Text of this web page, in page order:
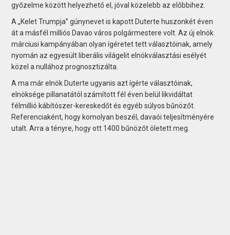
győzelme között helyezhető el, jóval közelebb az előbbihez.
A „Kelet Trumpja” gúnynevet is kapott Duterte huszonkét éven
át a másfél milliós Davao város polgármestere volt. Az új elnök
márciusi kampányában olyan ígéretet tett választóinak, amely
nyomán az egyesült liberális világelit elnökválasztási esélyét
közel a nullához prognosztizálta.
A ma már elnök Duterte ugyanis azt ígérte választóinak,
elnöksége pillanatától számított fél éven belül likvidáltat
félmillió kábítószer-kereskedőt és egyéb súlyos bűnözőt.
Referenciaként, hogy komolyan beszél, davaói teljesítményére
utalt. Arra a tényre, hogy ott 1400 bűnözőt öletett meg.